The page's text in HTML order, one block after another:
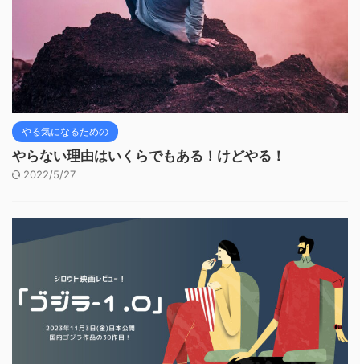
やる気になるための
やらない理由はいくらでもある！けどやる！
2022/5/27